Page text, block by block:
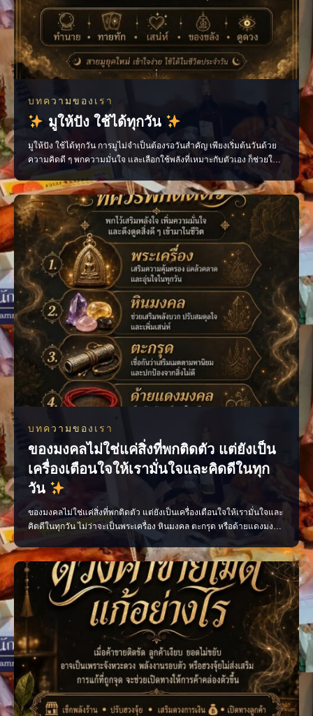
บทความของเรา
มูให้ปัง ใช้ได้ทุกวัน
มูให้ปัง ใช้ได้ทุกวัน การมูไม่จำเป็นต้องรอวันสำคัญ เพียงเริ่มต้นวันด้วย
ความคิดดี ๆ พกความมั่นใจ และเลือกใช้พลังที่เหมาะกับตัวเอง ก็ช่วยให้
ชีวิตประจำวันไหลลื่นขึ้นได้ ไม่ว่าจะเป็นเรื่องงาน การเงิน ความรัก หรือ
โอกาสใหม่ ๆ ทุกอย่างเริ่มต้นได้จาก “พลังใจ” ของเราเอง ติดตามเรื่องราว
สายมูแบบเข้าใจง่าย พร้อ
บทความของเรา
ของมงคลไม่ใช่แค่สิ่งที่พกติดตัว แต่ยังเป็น
เครื่องเตือนใจให้เรามั่นใจและคิดดีในทุก
วัน
ของมงคลไม่ใช่แค่สิ่งที่พกติดตัว แต่ยังเป็นเครื่องเตือนใจให้เรามั่นใจและ
คิดดีในทุกวัน ไม่ว่าจะเป็นพระเครื่อง หินมงคล ตะกรุด หรือด้ายแดงมงคล
เลือกสิ่งที่เหมาะกับตัวเอง พกด้วยความศรัทธา และตั้งใจทำสิ่งดี ๆ แล้ว
พลังใจดี ๆ จะค่อย ๆ ตามมา เพจ ไสยะ ทำนาย ทายทัก เสน่ห์ ของขลัง ดูด
วง #ของมงคล #ของมงคลพกติดตั